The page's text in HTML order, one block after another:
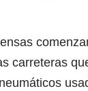
carreteras